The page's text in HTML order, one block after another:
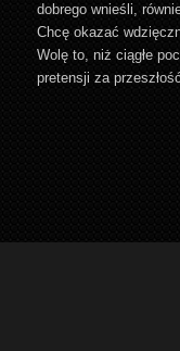
dobrego wnieśli,
Chcę okazać
Wolę to, niż ciągłe
pretensji za